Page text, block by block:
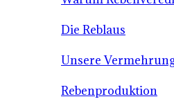
Die Reblaus
Unsere
Rebenproduktion